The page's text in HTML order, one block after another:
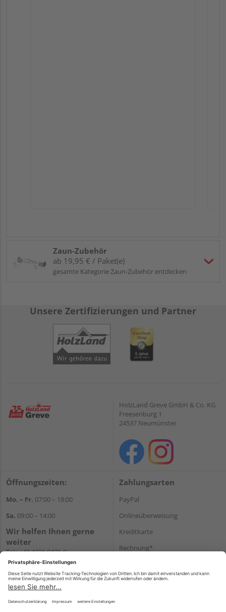
Zaun-Zubehör
ab 19,95 € / Paket(e)
gesamte Kategorie Zaun-Zubehör entdecken
Unsere Zertifizierungen und Partner
HolzLand Greve GmbH & Co. KG
Freesenburg 1
24537 Neumünster
Öffnungszeiten:
Mo. – Fr. 07:00 – 18:00
Sa. 09:00 – 14:00
Wir helfen Ihnen gerne
weiter
Tel.:+49 4321 9471-0
E-Mail:shop@holzland-greve.de
Zahlungsarten
PayPal
Onlineüberweisung
Kreditkarte
Rechnung*
Versand